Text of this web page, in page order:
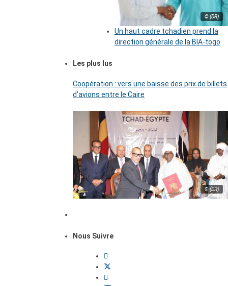
© (DR)
Un haut cadre tchadien prend la
direction générale de la BIA-togo
Les plus lus
Coopération : vers une baisse des prix de billets
d’avions entre le Caire
© (DR)
Nous Suivre